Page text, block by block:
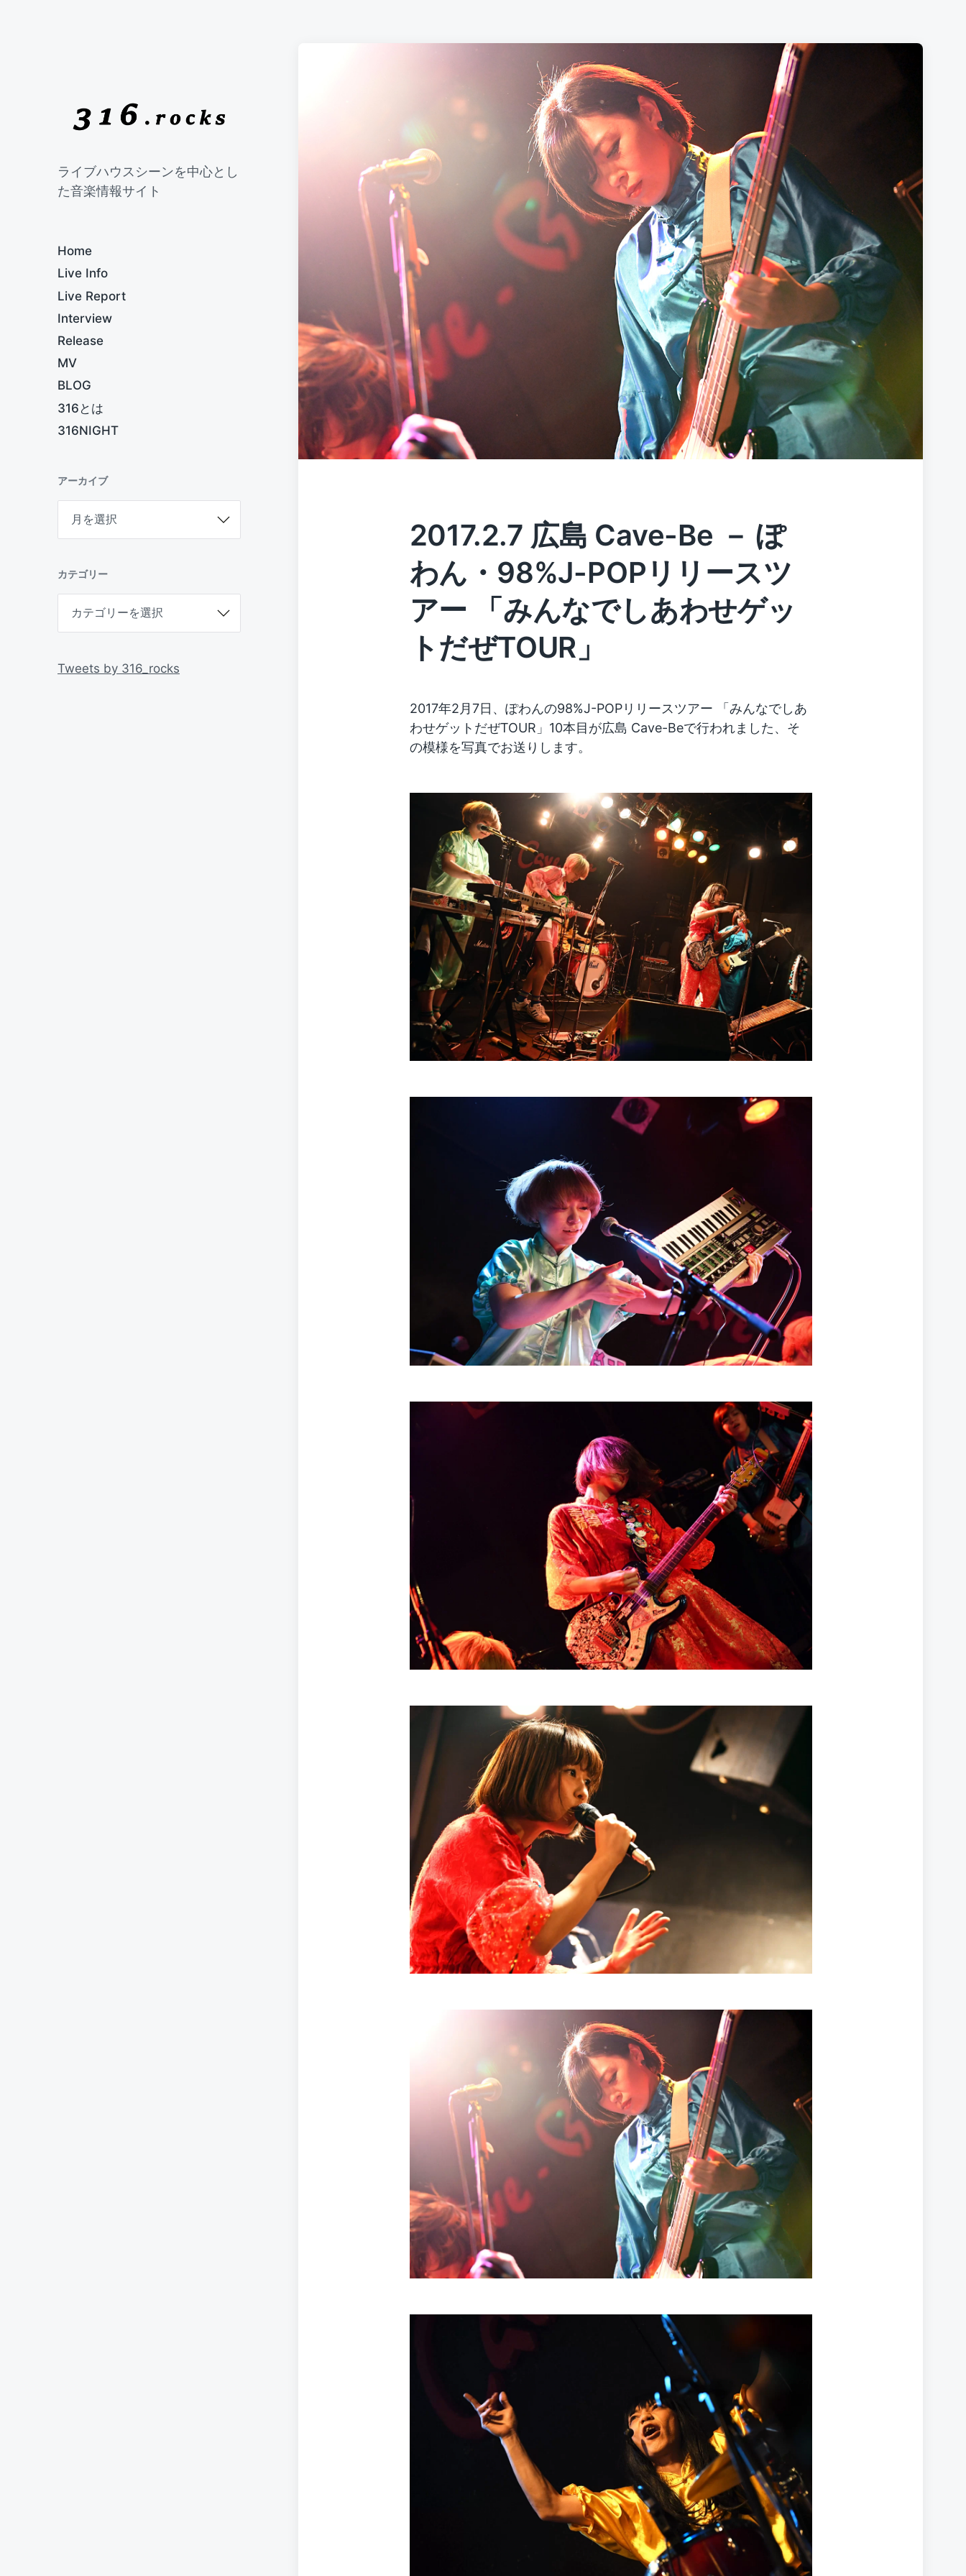
ライブハウスシーンを中心とし
た音楽情報サイト
Home
Live Info
Live Report
Interview
Release
MV
BLOG
316とは
316NIGHT
アーカイブ
カ
ブ
カテゴリー
ゴ
ー
Tweets by 316_rocks
2017.2.7 広島 Cave-Be － ぽ
わん・98%J-POPリリースツ
アー 「みんなでしあわせゲッ
トだぜTOUR」
2017年2月7日、ぽわんの98%J-POPリリースツアー 「みんなでしあ
わせゲットだぜTOUR」10本目が広島 Cave-Beで行われました、そ
の模様を写真でお送りします。